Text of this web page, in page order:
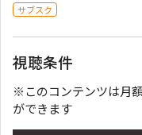
サブスク
視聴条件
※このコンテンツは月
ができます